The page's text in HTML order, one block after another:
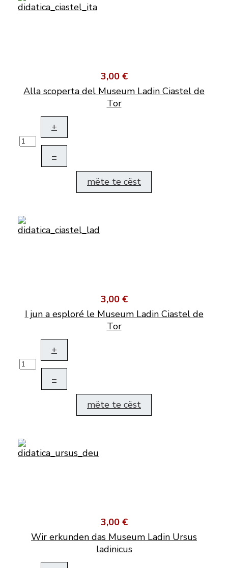
3,00 €
Alla scoperta del Museum Ladin Ciastel de
Tor
+
–
mëte te cëst
3,00 €
I jun a esploré le Museum Ladin Ciastel de
Tor
+
–
mëte te cëst
3,00 €
Wir erkunden das Museum Ladin Ursus
ladinicus